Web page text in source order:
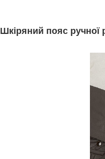
Шкіряний пояс ручної